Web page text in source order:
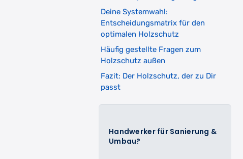
Handwerker für Sanierung &
Umbau?
Deine Systemwahl:
Entscheidungsmatrix für den
optimalen Holzschutz
Häufig gestellte Fragen zum
Holzschutz außen
Fazit: Der Holzschutz, der zu Dir
passt